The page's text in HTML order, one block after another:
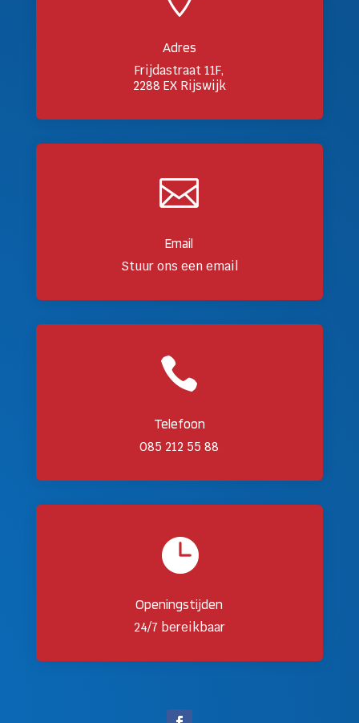
Adres
Frijdastraat 11F,
2288 EX Rijswijk

Email
Stuur ons een email

Telefoon
085 212 55 88

Openingstijden
24/7 bereikbaar